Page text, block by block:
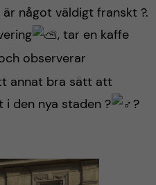
något väldigt franskt ?.
, tar en kaffe
observerar
annat bra sätt att
i den nya staden ?‍
?‍